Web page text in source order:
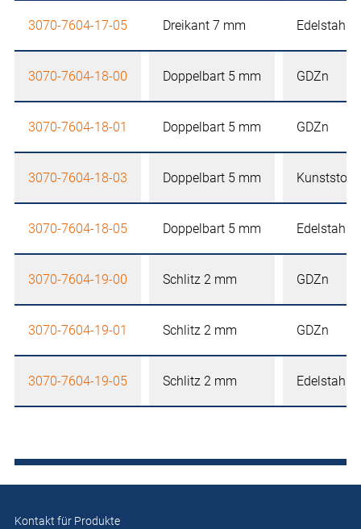
3070-7604-17-05 Dreikant 7 mm Edelstahl
3070-7604-18-00 Doppelbart 5 mm GDZn
3070-7604-18-01 Doppelbart 5 mm GDZn
3070-7604-18-03 Doppelbart 5 mm Kunststoff
3070-7604-18-05 Doppelbart 5 mm Edelstahl
3070-7604-19-00 Schlitz 2 mm GDZn
3070-7604-19-01 Schlitz 2 mm GDZn
3070-7604-19-05 Schlitz 2 mm Edelstahl
Kontakt für Produkte